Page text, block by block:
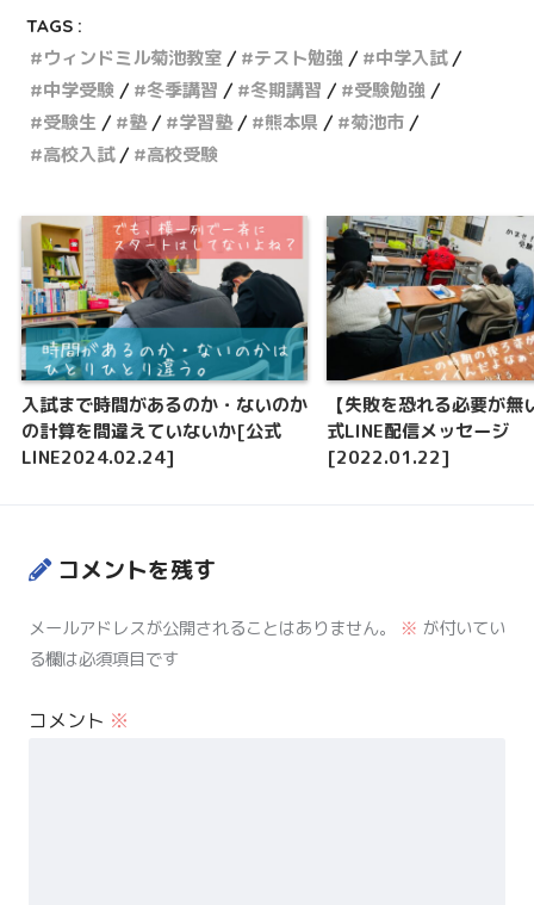
TAGS :
ウィンドミル菊池教室
テスト勉強
中学入試
中学受験
冬季講習 冬期講習
受験勉強
受験生
塾 学習塾 熊本県
菊池市
高校入試
高校受験
入試まで時間があるのか・ないのか
の計算を間違えていないか[公式
LINE2024.02.24]
【失敗を恐れる必要が無
式LINE配信メッセージ
[2022.01.22]
コメントを残す
メールアドレスが公開されることはありません。 ※ が付いてい
る欄は必須項目です
コメント ※